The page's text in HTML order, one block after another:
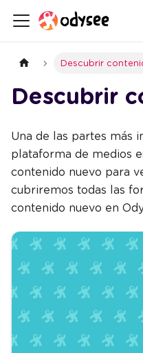
Descubrir
Descubrir
Una de las partes más
plataforma de medios
contenido nuevo para
cubriremos todas las
contenido nuevo en